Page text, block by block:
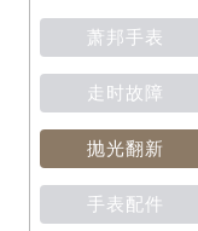
萧邦手表
走时故障
抛光翻新
手表配件